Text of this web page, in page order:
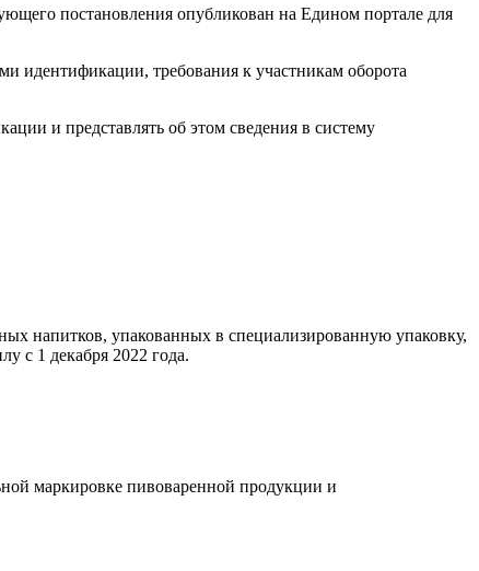
постановления опубликован на Едином портале для
идентификации, требования к участникам оборота
и представлять об этом сведения в систему
напитков, упакованных в специализированную упаковку,
с 1 декабря 2022 года.
маркировке пивоваренной продукции и